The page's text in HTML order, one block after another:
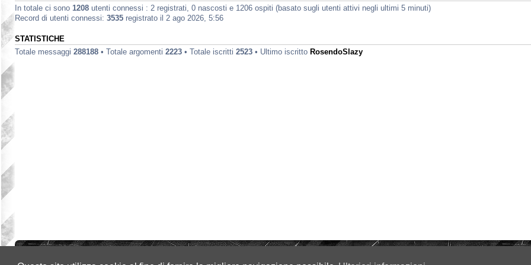
In totale ci sono 1208 utenti connessi : 2 registrati, 0 nascosti e 1206 ospiti (basato sugli utenti attivi negli ultimi 5 minuti)
Record di utenti connessi: 3535 registrato il 2 ago 2026, 5:56
STATISTICHE
Totale messaggi 288188 • Totale argomenti 2223 • Totale iscritti 2523 • Ultimo iscritto RosendoSlazy